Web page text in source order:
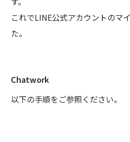
これでLINE公式アカウントのマ
た。
Chatwork
以下の手順をご参照ください。